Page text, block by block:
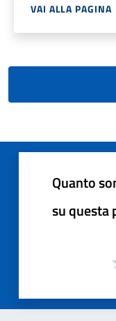
VAI ALLA PAGINA
Quanto
su questa